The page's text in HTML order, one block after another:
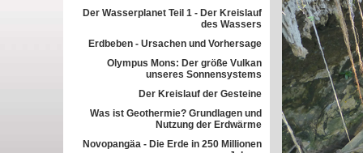
Der Wasserplanet Teil 1 - Der Kreislauf
des Wassers
Erdbeben - Ursachen und Vorhersage
Olympus Mons: Der größe Vulkan
unseres Sonnensystems
Der Kreislauf der Gesteine
Was ist Geothermie? Grundlagen und
Nutzung der Erdwärme
Novopangäa - Die Erde in 250 Millionen